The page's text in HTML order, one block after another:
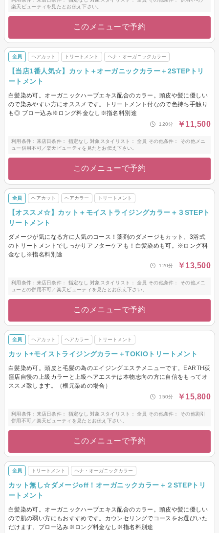
楽天ビューティを見たとお伝え下さい。
このメニューで予約
全員 ヘアカット トリートメント ヘナ・オーガニックカラー
【当店1番人気☆】カット＋オーガニックカラー＋2STEPトリ
ートメント
白髪染め可。オーガニックハーブエキス配合のカラー。頭皮や髪に優しい
ので染みやすい方にオススメです。トリートメント付なので色持ち手触り
も◎ ブロー込み※ロング料金なし※指名料別途
120分 ￥11,500
利用条件：来店日条件： 指定なし 対象スタイリスト： 全員 その他条件： その他メニ
ュー併用不可／楽天ビューティを見たとお伝え下さい。
このメニューで予約
全員 ヘアカット ヘアカラー トリートメント
【オススメ☆】カット＋モイストライジングカラー＋３STEPト
リートメント
ダメージが気になる方に人気のコース！薬剤のダメージもカット、3浴式
のトリートメントでしっかりアフターケアも！白髪染めも可。※ロング料
金なし※指名料別途
120分 ￥13,500
利用条件：来店日条件： 指定なし 対象スタイリスト： 全員 その他条件： その他メニ
ューとの併用不可／楽天ビューティを見たとお伝え下さい。
このメニューで予約
全員 ヘアカット ヘアカラー トリートメント
カット+モイストライジングカラー＋TОKIОトリートメント
白髪染め可。頭皮と毛髪の為のエイジングエステメニューです。EARTH荻
窪店自慢の上級カラーと上級ヘアエステは本物志向の方に自信をもってオ
ススメ致します。（根元染めの場合）
150分 ￥15,800
利用条件：来店日条件： 指定なし 対象スタイリスト： 全員 その他条件： その他割引
併用不可／楽天ビューティを見たとお伝え下さい。
このメニューで予約
全員 トリートメント ヘナ・オーガニックカラー
カット無し☆ダメージoff！オーガニックカラー＋２STEPトリ
ートメント
白髪染め可。オーガニックハーブエキス配合のカラー。頭皮や髪に優しい
ので肌の弱い方にもおすすめです。カウンセリングでコースをお選びいた
だけます。ブロー込み※ロング料金なし※指名料別途